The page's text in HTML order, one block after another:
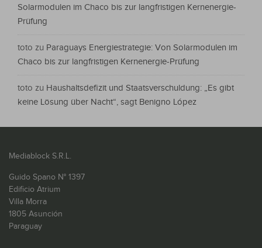
Solarmodulen im Chaco bis zur langfristigen Kernenergie-
Prüfung
toto zu Paraguays Energiestrategie: Von Solarmodulen im
Chaco bis zur langfristigen Kernenergie-Prüfung
toto zu Haushaltsdefizit und Staatsverschuldung: „Es gibt
keine Lösung über Nacht“, sagt Benigno López
Mediablock S.R.L.
Guido Spano N° 1397
Edificio Atrium
Villa Morra
1805 Asunción
Paraguay